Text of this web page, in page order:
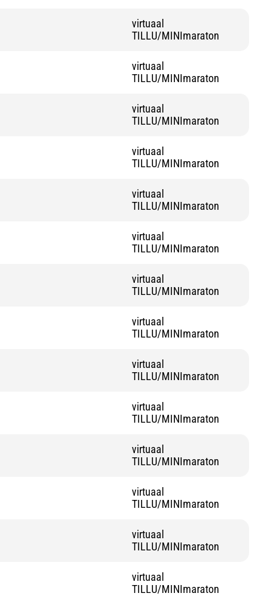
virtuaal
TILLU/MINImaraton
virtuaal
TILLU/MINImaraton
virtuaal
TILLU/MINImaraton
virtuaal
TILLU/MINImaraton
virtuaal
TILLU/MINImaraton
virtuaal
TILLU/MINImaraton
virtuaal
TILLU/MINImaraton
virtuaal
TILLU/MINImaraton
virtuaal
TILLU/MINImaraton
virtuaal
TILLU/MINImaraton
virtuaal
TILLU/MINImaraton
virtuaal
TILLU/MINImaraton
virtuaal
TILLU/MINImaraton
virtuaal
TILLU/MINImaraton